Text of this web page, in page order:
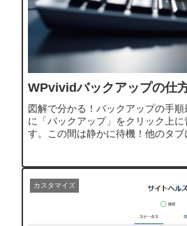
WPvividバックアップの仕
図解で分かる！バックアップの手
に「バックアップ」をクリック上
す。この間は静かに待機！他のタブ
カスタマイズ